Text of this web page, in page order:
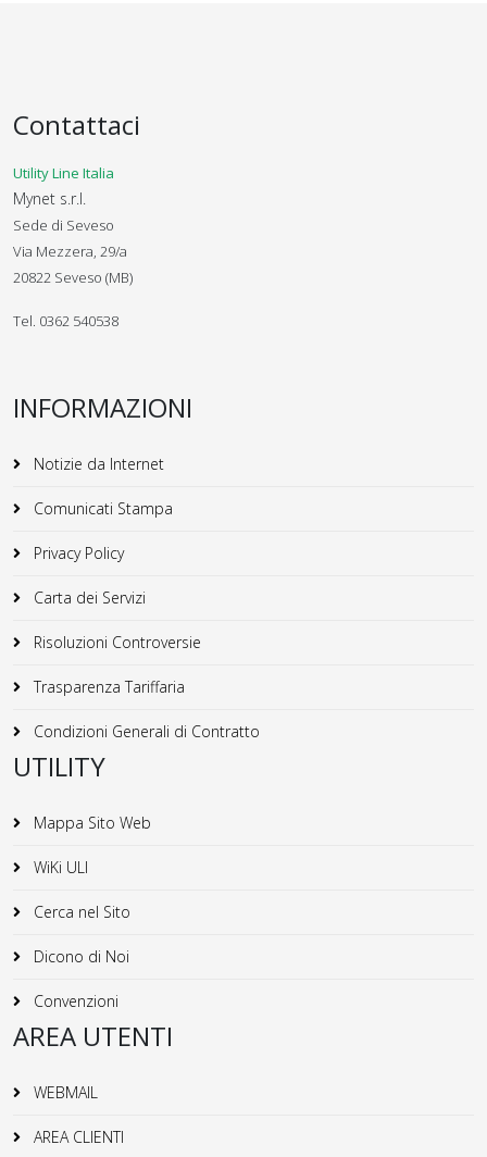
Contattaci
Utility Line Italia
Mynet s.r.l.
Sede di Seveso
Via Mezzera, 29/a
20822 Seveso (MB)
Tel. 0362 540538
INFORMAZIONI
Notizie da Internet
Comunicati Stampa
Privacy Policy
Carta dei Servizi
Risoluzioni Controversie
Trasparenza Tariffaria
Condizioni Generali di Contratto
UTILITY
Mappa Sito Web
WiKi ULI
Cerca nel Sito
Dicono di Noi
Convenzioni
AREA UTENTI
WEBMAIL
AREA CLIENTI